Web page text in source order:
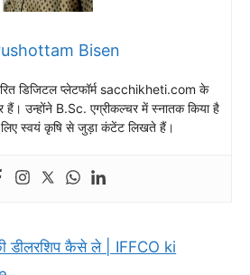
Bisen
डिजिटल प्लेटफॉर्म sacchikheti.com के
उन्होंने B.Sc. एग्रीकल्चर में स्नातक किया है
स्वयं कृषि से जुड़ा कंटेंट लिखते हैं।
डीलरशिप कैसे ले | IFFCO ki